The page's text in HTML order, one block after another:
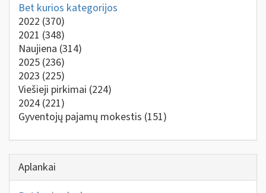
Bet kurios kategorijos
2022 (370)
2021 (348)
Naujiena (314)
2025 (236)
2023 (225)
Viešieji pirkimai (224)
2024 (221)
Gyventojų pajamų mokestis (151)
Aplankai